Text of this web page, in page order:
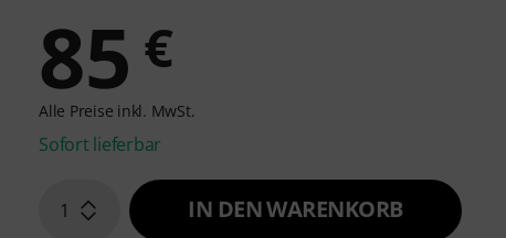
85 €
Alle Preise inkl. MwSt.
Sofort lieferbar
1 IN DEN WARENKORB